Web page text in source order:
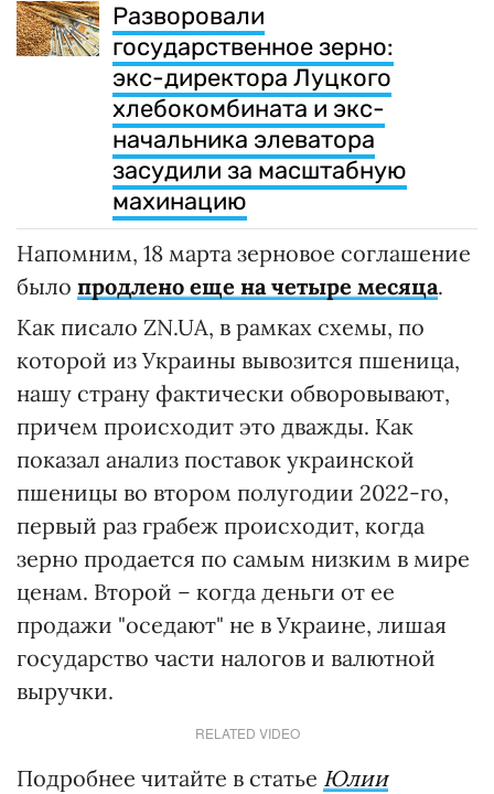
Разворовали
государственное зерно:
экс-директора Луцкого
хлебокомбината и экс-
начальника элеватора
засудили за масштабную
махинацию
Напомним, 18 марта зерновое соглашение
было продлено еще на четыре месяца.
Как писало ZN.UA, в рамках схемы, по
которой из Украины вывозится пшеница,
нашу страну фактически обворовывают,
причем происходит это дважды. Как
показал анализ поставок украинской
пшеницы во втором полугодии 2022-го,
первый раз грабеж происходит, когда
зерно продается по самым низким в мире
ценам. Второй – когда деньги от ее
продажи "оседают" не в Украине, лишая
государство части налогов и валютной
выручки.
RELATED VIDEO
Подробнее читайте в статье Юлии